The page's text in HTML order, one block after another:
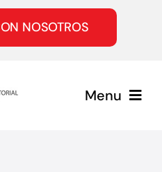
NOSOTROS
Menu